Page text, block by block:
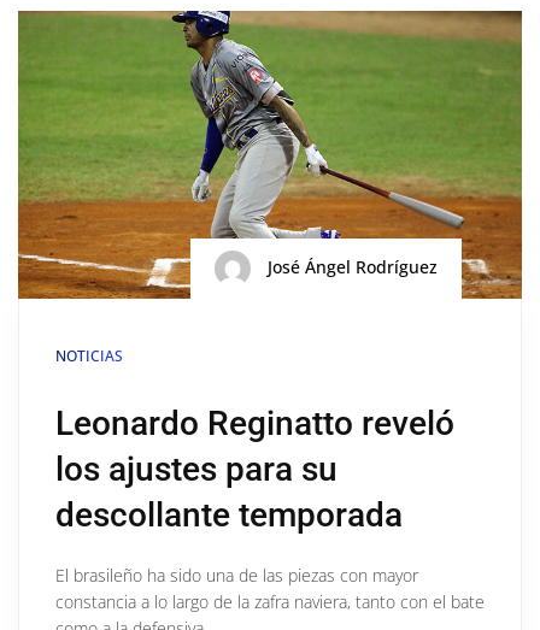
José Ángel Rodríguez
NOTICIAS
Leonardo Reginatto reveló
los ajustes para su
descollante temporada
El brasileño ha sido una de las piezas con mayor
constancia a lo largo de la zafra naviera, tanto con el bate